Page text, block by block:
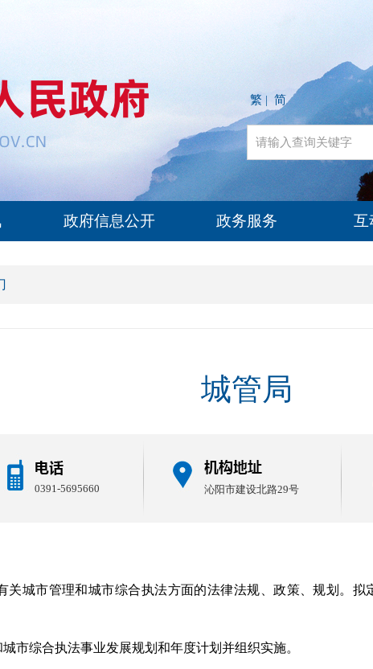
繁 | 简
政府信息公开 政务服务 互
城管局
0391-5695660 沁阳市建设北路29号
市管理和城市综合执法方面的法律法规、政策、规划。拟
综合执法事业发展规划和年度计划并组织实施。